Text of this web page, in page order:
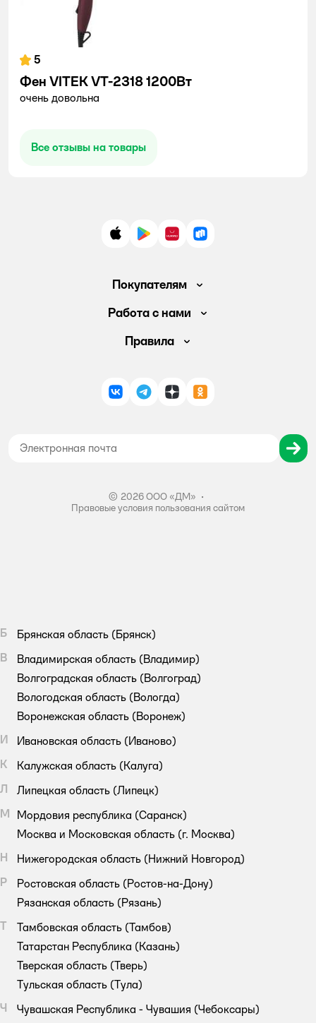
5
Фен VITEK VT-2318 1200Вт
очень довольна
Все отзывы на товары
App StoreGoogle Play
AppGallery
RuStore
Покупателям
Доставка и оплата
Промокоды
Магазины
Работа с нами
Вакансии
Правила
Политика конфиденциальности
Правила бонусной программы
© 2026 ООО «ДМ» •
Правовые условия пользования сайтом
ВКонтакте
TelegramДзен Одноклассники
Б Брянская область (Брянск)
В
Владимирская область (Владимир)
Волгоградская область (Волгоград)
Вологодская область (Вологда)
Воронежская область (Воронеж)
И
Ивановская область (Иваново)
К
Калужская область (Калуга)
Л
Липецкая область (Липецк)
М
Мордовия республика (Саранск)
Москва и Московская область (г. Москва)
Н
Нижегородская область (Нижний Новгород)
Р
Ростовская область (Ростов-на-Дону)
Рязанская область (Рязань)
Т
Тамбовская область (Тамбов)
Татарстан Республика (Казань)
Тверская область (Тверь)
Тульская область (Тула)
Ч
Чувашская Республика - Чувашия (Чебоксары)